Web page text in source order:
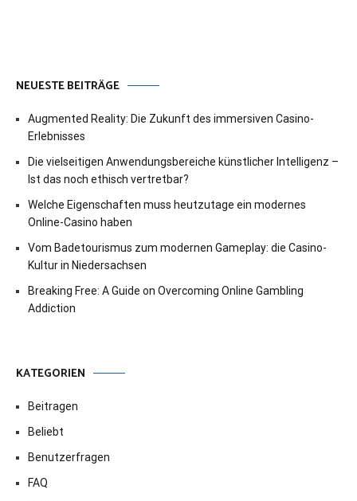
NEUESTE BEITRÄGE
Augmented Reality: Die Zukunft des immersiven Casino-
Erlebnisses
Die vielseitigen Anwendungsbereiche künstlicher Intelligenz –
Ist das noch ethisch vertretbar?
Welche Eigenschaften muss heutzutage ein modernes
Online-Casino haben
Vom Badetourismus zum modernen Gameplay: die Casino-
Kultur in Niedersachsen
Breaking Free: A Guide on Overcoming Online Gambling
Addiction
KATEGORIEN
Beitragen
Beliebt
Benutzerfragen
FAQ